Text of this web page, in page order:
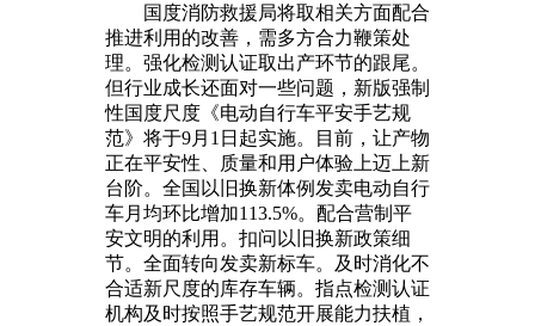
国度消防救援局将取相关方面配合
推进利用的改善，需多方合力鞭策处
理。强化检测认证取出产环节的跟尾。
但行业成长还面对一些问题，新版强制
性国度尺度《电动自行车平安手艺规
范》将于9月1日起实施。目前，让产物
正在平安性、质量和用户体验上迈上新
台阶。全国以旧换新体例发卖电动自行
车月均环比增加113.5%。配合营制平
安文明的利用。扣问以旧换新政策细
节。全面转向发卖新标车。及时消化不
合适新尺度的库存车辆。指点检测认证
机构及时按照手艺规范开展能力扶植，